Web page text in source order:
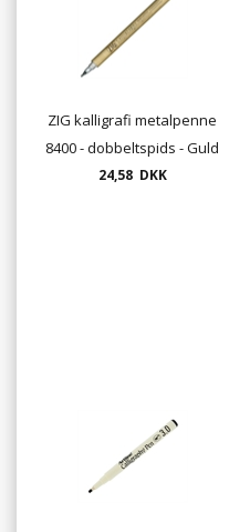
ZIG kalligrafi metalpenne
8400 - dobbeltspids - Guld
eller Sølv
24,58 DKK